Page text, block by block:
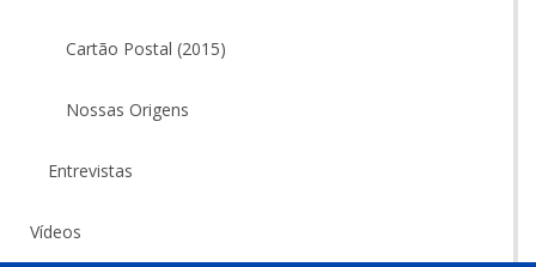
Cartão Postal (2015)
Nossas Origens
Entrevistas
Vídeos